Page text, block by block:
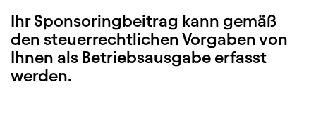
Ihr Sponsoringbeitrag kann gemäß
den steuerrechtlichen Vorgaben von
Ihnen als Betriebsausgabe erfasst
werden.